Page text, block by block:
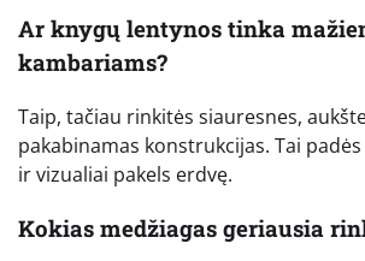
Ar knygų lentynos tinka
kambariams?
Taip, tačiau rinkitės siauresnes,
pakabinamas konstrukcijas. Tai
ir vizualiai pakels erdvę.
Kokias medžiagas geriausia